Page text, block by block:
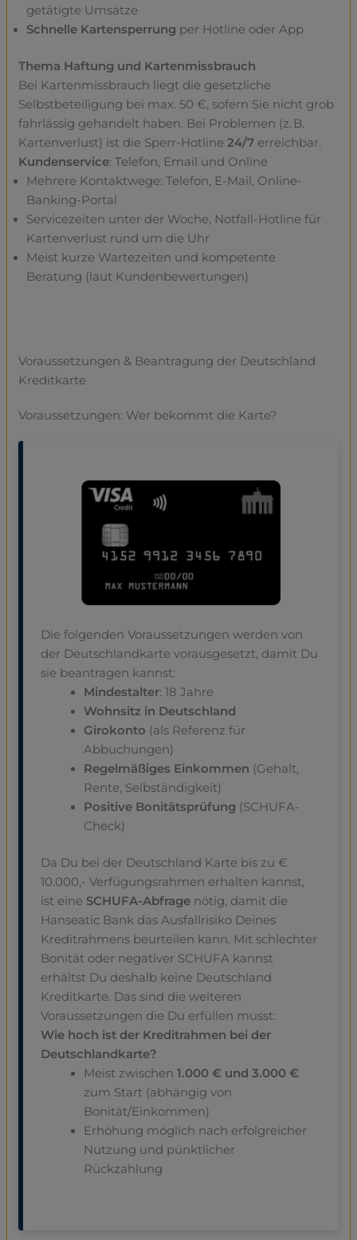
getätigte Umsätze
Schnelle Kartensperrung per Hotline oder App
Thema Haftung und Kartenmissbrauch
Bei Kartenmissbrauch liegt die gesetzliche
Selbstbeteiligung bei max. 50 €, sofern Sie nicht grob
fahrlässig gehandelt haben. Bei Problemen (z. B.
Kartenverlust) ist die Sperr-Hotline24/7 erreichbar.
Kundenservice: Telefon, Email und Online
Mehrere Kontaktwege: Telefon, E-Mail, Online-
Banking-Portal
Servicezeiten unter der Woche, Notfall-Hotline für
Kartenverlust rund um die Uhr
Meist kurze Wartezeiten und kompetente
Beratung (laut Kundenbewertungen)
Voraussetzungen & Beantragung der Deutschland
Kreditkarte
Voraussetzungen: Wer bekommt die Karte?
Die folgenden Voraussetzungen werden von
der Deutschlandkarte vorausgesetzt, damit Du
sie beantragen kannst:
Mindestalter: 18 Jahre
Wohnsitz in Deutschland
Girokonto (als Referenz für
Abbuchungen)
Regelmäßiges Einkommen (Gehalt,
Rente, Selbständigkeit)
Positive Bonitätsprüfung (SCHUFA-
Check)
Da Du bei der Deutschland Karte bis zu €
10.000,- Verfügungsrahmen erhalten kannst,
ist eine SCHUFA-Abfrage nötig, damit die
Hanseatic Bank das Ausfallrisiko Deines
Kreditrahmens beurteilen kann. Mit schlechter
Bonität oder negativer SCHUFA kannst
erhältst Du deshalb keine Deutschland
Kreditkarte. Das sind die weiteren
Voraussetzungen die Du erfüllen musst:
Wie hoch ist der Kreditrahmen bei der
Deutschlandkarte?
Meist zwischen1.000 € und 3.000 €
zum Start (abhängig von
Bonität/Einkommen)
Erhöhung möglich nach erfolgreicher
Nutzung und pünktlicher
Rückzahlung